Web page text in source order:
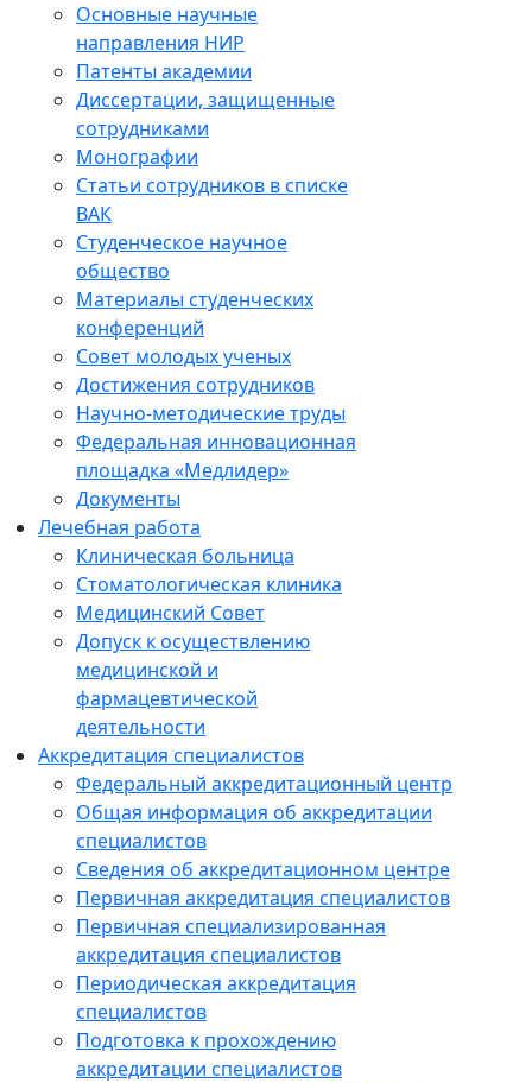
Основные научные
направления НИР
Патенты академии
Диссертации, защищенные
сотрудниками
Монографии
Статьи сотрудников в списке
ВАК
Студенческое научное
общество
Материалы студенческих
конференций
Совет молодых ученых
Достижения сотрудников
Научно-методические труды
Федеральная инновационная
площадка «Медлидер»
Документы
Лечебная работа
Клиническая больница
Стоматологическая клиника
Медицинский Совет
Допуск к осуществлению
медицинской и
фармацевтической
деятельности
Аккредитация специалистов
Федеральный аккредитационный центр
Общая информация об аккредитации
специалистов
Сведения об аккредитационном центре
Первичная аккредитация специалистов
Первичная специализированная
аккредитация специалистов
Периодическая аккредитация
специалистов
Подготовка к прохождению
аккредитации специалистов